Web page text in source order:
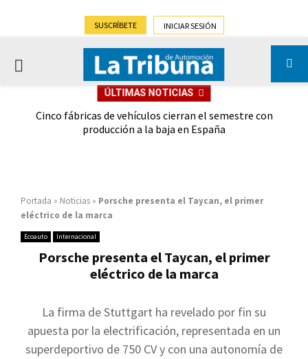
SUSCRÍBETE INICIAR SESIÓN
PRIMARY
ÚLTIMAS NOTICIAS
Cinco fábricas de vehículos cierran el semestre con
producción a la baja en España
Portada » Noticias » Porsche presenta el Taycan, el primer
eléctrico de la marca
Ecoauto Internacional
Porsche presenta el Taycan, el primer
eléctrico de la marca
La firma de Stuttgart ha revelado por fin su
apuesta por la electrificación, representada en un
superdeportivo de 750 CV y con una autonomía de